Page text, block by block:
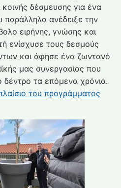
κοινής δέσμευσης για ένα
παράλληλα ανέδειξε την
ειρήνης, γνώσης και
ενίσχυσε τους δεσμούς
και άφησε ένα ζωντανό
μας συνεργασίας που
δέντρο τα επόμενα χρόνια.
του προγράμματος